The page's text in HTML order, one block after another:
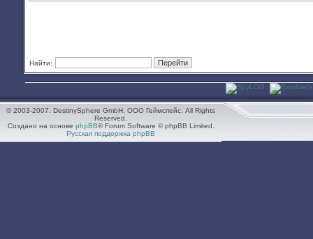
Найти:
© 2003-2007. DestinySphere GmbH, ООО Геймспейс. All Rights
Reserved.
Создано на основе phpBB® Forum Software © phpBB Limited.
Русская поддержка phpBB